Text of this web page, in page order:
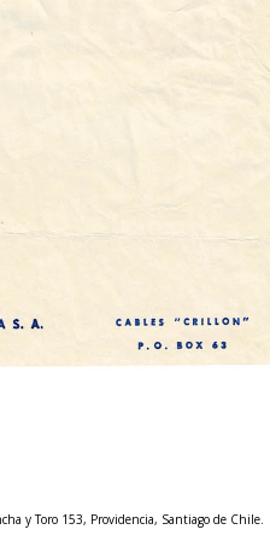
y Toro 153, Providencia, Santiago de Chile.